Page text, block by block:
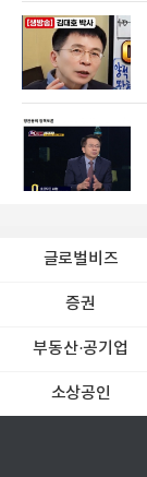
글로벌비즈
증권
부동산·공기업
소상공인